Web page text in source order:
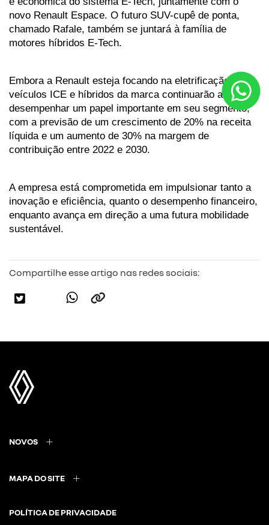
novo Renault Espace. O futuro SUV-cupê de ponta,
chamado Rafale, também se juntará à família de
motores híbridos E-Tech.
Embora a Renault esteja focando na eletrificação, os
veículos ICE e híbridos da marca continuarão a
desempenhar um papel importante em seu segmento,
com a previsão de um crescimento de 20% na receita
líquida e um aumento de 30% na margem de
contribuição entre 2022 e 2030.
A empresa está comprometida em impulsionar tanto a
inovação e eficiência, quanto o desempenho financeiro,
enquanto avança em direção a uma futura mobilidade
sustentável.
Compartilhe esse artigo nas redes sociais:
NOVOS
MAPA DO SITE
POLÍTICA DE PRIVACIDADE